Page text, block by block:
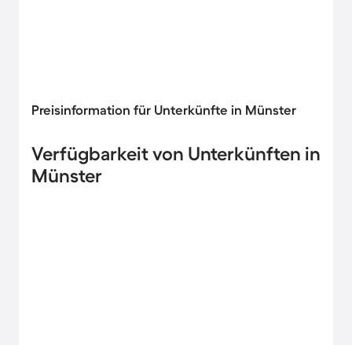
Preisinformation für Unterkünfte in Münster
Verfügbarkeit von Unterkünften in
Münster